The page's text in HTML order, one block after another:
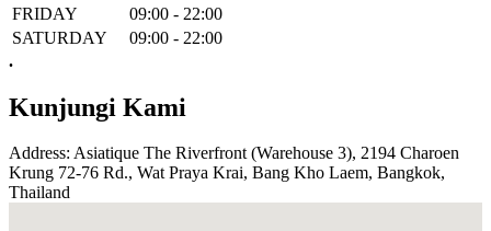
FRIDAY
09:00 - 22:00
SATURDAY
09:00 - 22:00
.
Kunjungi Kami
Address: Asiatique The Riverfront (Warehouse 3), 2194 Charoen
Krung 72-76 Rd., Wat Praya Krai, Bang Kho Laem, Bangkok,
Thailand